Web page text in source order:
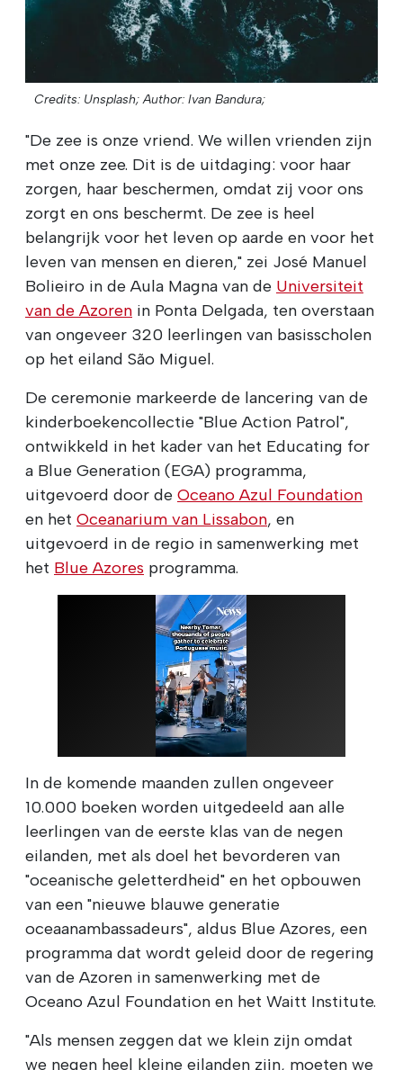
Credits: Unsplash; Author: Ivan Bandura;
"De zee is onze vriend. We willen vrienden zijn
met onze zee. Dit is de uitdaging: voor haar
zorgen, haar beschermen, omdat zij voor ons
zorgt en ons beschermt. De zee is heel
belangrijk voor het leven op aarde en voor het
leven van mensen en dieren," zei José Manuel
Bolieiro in de Aula Magna van de Universiteit
van de Azoren in Ponta Delgada, ten overstaan
van ongeveer 320 leerlingen van basisscholen
op het eiland São Miguel.
De ceremonie markeerde de lancering van de
kinderboekencollectie "Blue Action Patrol",
ontwikkeld in het kader van het Educating for
a Blue Generation (EGA) programma,
uitgevoerd door de Oceano Azul Foundation
en het Oceanarium van Lissabon, en
uitgevoerd in de regio in samenwerking met
het Blue Azores programma.
In de komende maanden zullen ongeveer
10.000 boeken worden uitgedeeld aan alle
leerlingen van de eerste klas van de negen
eilanden, met als doel het bevorderen van
"oceanische geletterdheid" en het opbouwen
van een "nieuwe blauwe generatie
oceaanambassadeurs", aldus Blue Azores, een
programma dat wordt geleid door de regering
van de Azoren in samenwerking met de
Oceano Azul Foundation en het Waitt Institute.
"Als mensen zeggen dat we klein zijn omdat
we negen heel kleine eilanden zijn, moeten we